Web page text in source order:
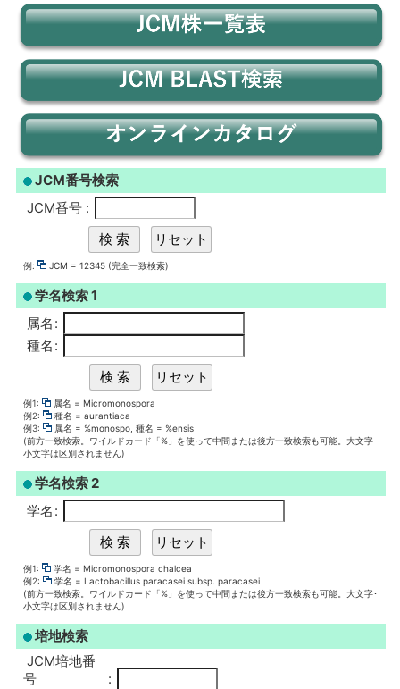
JCM番号検索
JCM番号 :
例: JCM = 12345 (完全一致検索)
学名検索 1
属名 :
種名 :
例1:
属名 = Micromonospora
例2:
種名 = aurantiaca
例3:
属名 = %monospo, 種名 = %ensis
(前方一致検索。ワイルドカード「%」を使って中間または後方一致検索も可能。大文字･
小文字は区別されません)
学名検索 2
学名 :
例1:
学名 = Micromonospora chalcea
例2:
学名 = Lactobacillus paracasei subsp. paracasei
(前方一致検索。ワイルドカード「%」を使って中間または後方一致検索も可能。大文字･
小文字は区別されません)
培地検索
JCM培地番
号
: